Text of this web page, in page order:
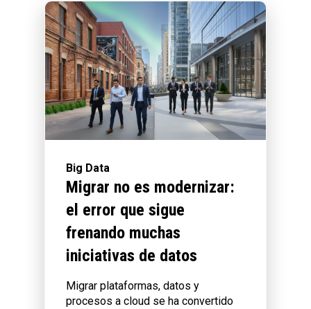
Big Data
Migrar no es modernizar:
el error que sigue
frenando muchas
iniciativas de datos
Migrar plataformas, datos y
procesos a cloud se ha convertido